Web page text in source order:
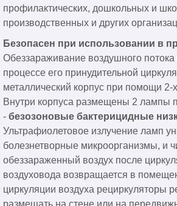
профилактических, дошкольных и
производственных и других
Безопасен при использовании в
Обеззараживание воздушного потока
процессе его принудительной
металлический корпус при помощи 2-
Внутри корпуса размещены 2 лампы
- безозоновые бактерицидные
Ультрафиолетовое излучение ламп
болезнетворные микроорганизмы, и
обеззараженный воздух после
воздуховода возвращается в
циркуляции воздуха рециркуляторы